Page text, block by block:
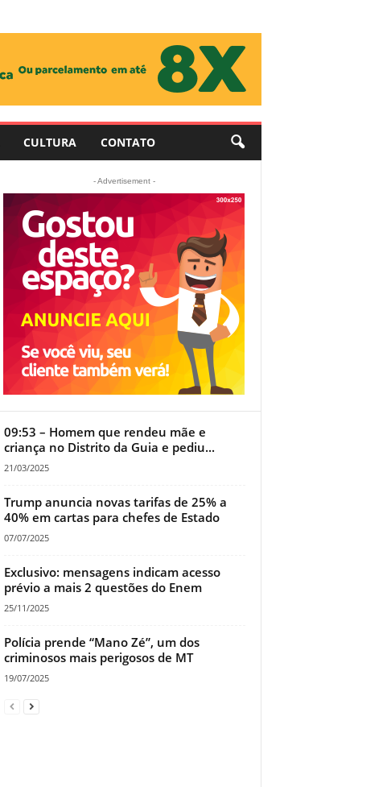
CULTURA CONTATO
- Advertisement -
09:53 – Homem que rendeu mãe e
criança no Distrito da Guia e pediu...
21/03/2025
Trump anuncia novas tarifas de 25% a
40% em cartas para chefes de Estado
07/07/2025
Exclusivo: mensagens indicam acesso
prévio a mais 2 questões do Enem
25/11/2025
Polícia prende “Mano Zé”, um dos
criminosos mais perigosos de MT
19/07/2025